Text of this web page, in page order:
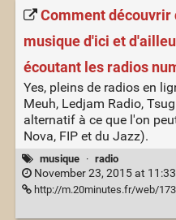
Comment découvrir
musique d'ici et
écoutant les radios
Yes, pleins de radios en
Meuh, Ledjam Radio,
alternatif à ce que l'on
Nova, FIP et du Jazz).
musique · radio
November 23, 2015 at
http://m.20minutes.fr/web/1734363-20151122-